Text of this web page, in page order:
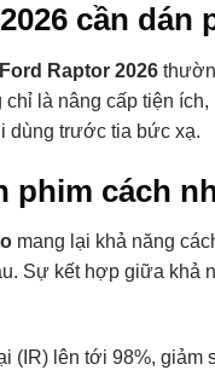
cần
Ford Raptor 2026
là nâng cấp tiện
dùng trước tia bức xạ.
phim cách
mang lại khả năng
Sự kết hợp giữa khả
(IR) lên tới 98%, giảm